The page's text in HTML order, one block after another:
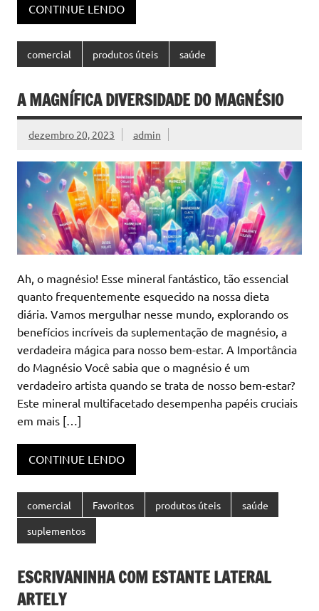
CONTINUE LENDO
comercial produtos úteis saúde
A MAGNÍFICA DIVERSIDADE DO MAGNÉSIO
dezembro 20, 2023 admin
Ah, o magnésio! Esse mineral fantástico, tão essencial
quanto frequentemente esquecido na nossa dieta
diária. Vamos mergulhar nesse mundo, explorando os
benefícios incríveis da suplementação de magnésio, a
verdadeira mágica para nosso bem-estar. A Importância
do Magnésio Você sabia que o magnésio é um
verdadeiro artista quando se trata de nosso bem-estar?
Este mineral multifacetado desempenha papéis cruciais
em mais […]
CONTINUE LENDO
comercial Favoritos produtos úteis saúde
suplementos
ESCRIVANINHA COM ESTANTE LATERAL
ARTELY